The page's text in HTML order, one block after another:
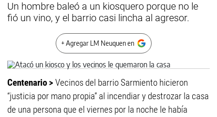
Un hombre baleó a un kiosquero porque no le
fió un vino, y el barrio casi lincha al agresor.
+ Agregar LM Neuquen en
Centenario > Vecinos del barrio Sarmiento hicieron
“justicia por mano propia” al incendiar y destrozar la casa
de una persona que el viernes por la noche le había